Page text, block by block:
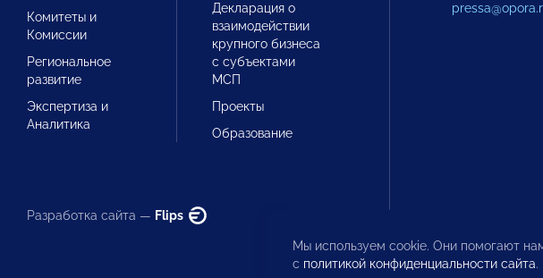
Комитеты и
Комиссии
Региональное
развитие
Экспертиза и
Аналитика
Декларация о
взаимодействии
крупного бизнеса
с субъектами
МСП
Проекты
Образование
Разработка сайта — Flips
Мы используем cookie. Они помогают
с политикой конфиденциальности сайта.